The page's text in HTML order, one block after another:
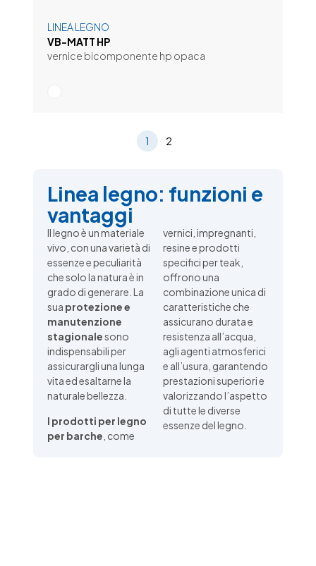
LINEA LEGNO
VB-MATT HP
vernice bicomponente hp opaca
1 2
Linea legno: funzioni e
vantaggi
Il legno è un materiale
vivo, con una varietà di
essenze e peculiarità
che solo la natura è in
grado di generare. La
sua protezione e
manutenzione
stagionalesono
indispensabili per
assicurargli una lunga
vita ed esaltarne la
naturale bellezza.
I prodotti per legno
per barche , come
vernici, impregnanti,
resine e prodotti
specifici per teak,
offrono una
combinazione unica di
caratteristiche che
assicurano durata e
resistenza all’acqua,
agli agenti atmosferici
e all’usura, garantendo
prestazioni superiori e
valorizzando l’aspetto
di tutte le diverse
essenze del legno.